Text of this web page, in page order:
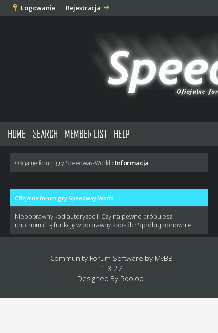
Logowanie Rejestracja
HOME SEARCH MEMBER LIST HELP
Oficjalne forum gry Speedway-World › Informacja
Oficjalne forum gry Speedway-World
Niepoprawny kod autoryzacji. Czy na pewno próbujesz
uruchomić tę funkcję w poprawny sposób? Spróbuj ponownie.
Community Forum Software by MyBB
1.8.27
Designed By Rooloo.